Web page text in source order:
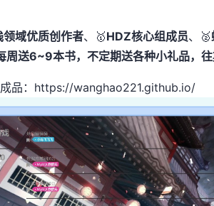
域优质创作者、🥇HDZ核心组成员、🥈
周送6~9本书，不定期送各种小礼品，
品： https://wanghao221.github.io/